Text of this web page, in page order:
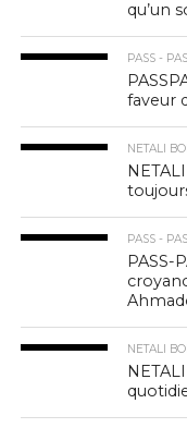
qu’un
PASS -
faveur
NETALI
PASS -
PASS-
NETALI